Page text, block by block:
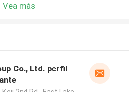
Vea más
Co., Ltd. perfil